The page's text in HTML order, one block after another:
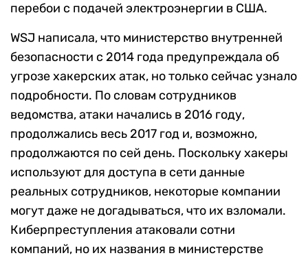
перебои с подачей электроэнергии в США.
WSJ написала, что министерство внутренней
безопасности с 2014 года предупреждала об
угрозе хакерских атак, но только сейчас узнало
подробности. По словам сотрудников
ведомства, атаки начались в 2016 году,
продолжались весь 2017 год и, возможно,
продолжаются по сей день. Поскольку хакеры
используют для доступа в сети данные
реальных сотрудников, некоторые компании
могут даже не догадываться, что их взломали.
Киберпреступления атаковали сотни
компаний, но их названия в министерстве